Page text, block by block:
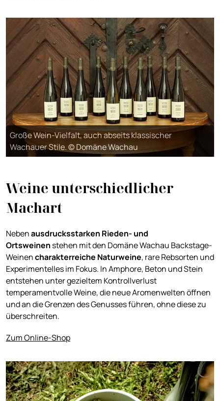
Große Wein-Vielfalt, auch abseits klassischer
Wachauer Stile. © Domäne Wachau
Weine unterschiedlicher
Machart
Nebenausdrucksstarken Rieden- und
Ortsweinen stehen mit den Domäne Wachau Backstage-
Weinencharakterreiche Naturweine, rare Rebsorten und
Experimentelles im Fokus. In Amphore, Beton und Stein
entstehen unter gezieltem Kontrollverlust
temperamentvolle Weine, die neue Aromenwelten öffnen
und an die Grenzen des Genusses führen, ohne diese zu
überschreiten.
Zum Online-Shop